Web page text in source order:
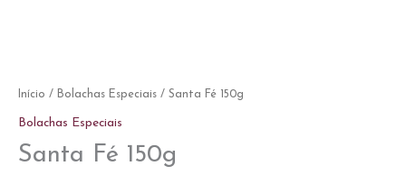
Início / Bolachas Especiais / Santa Fé 150g
Bolachas Especiais
Santa Fé 150g